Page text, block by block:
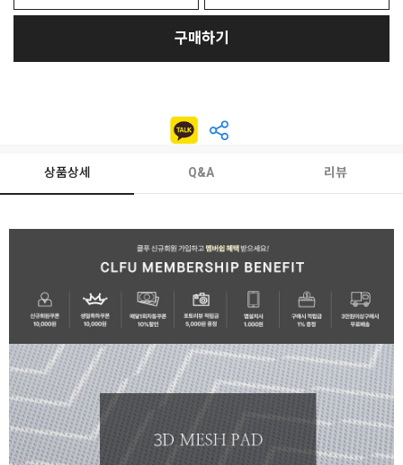
구매하기
상품상세 Q&A 리뷰